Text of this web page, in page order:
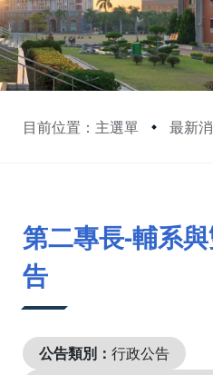
目前位置：主選單 最新
第二專長-輔系
告
公告類別： 行政公告